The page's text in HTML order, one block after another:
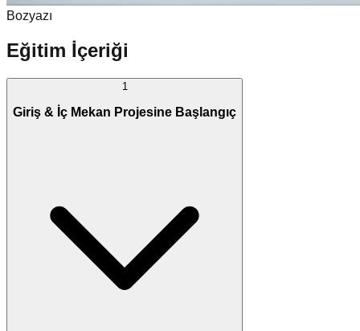
Bozyazı
Eğitim İçeriği
1
Giriş & İç Mekan Projesine Başlangıç